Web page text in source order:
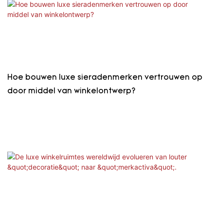
Hoe bouwen luxe sieradenmerken vertrouwen op
door middel van winkelontwerp?